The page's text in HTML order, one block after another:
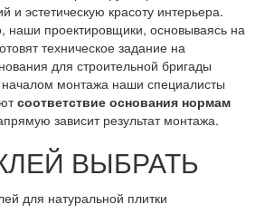
и эстетическую красоту интерьера.
наши проектировщики, основываясь на
техническое задание на
для строительной бригады
началом монтажа наши специалисты
соответствие основания нормам
зависит результат монтажа.
ВЫБРАТЬ